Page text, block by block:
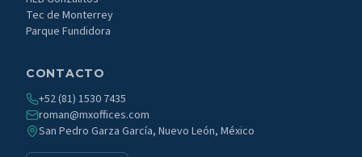
Tec de Monterrey
Parque Fundidora
CONTACTO
+52 (81) 1530 7435
roman@mxoffices.com
San Pedro Garza García, Nuevo León, México